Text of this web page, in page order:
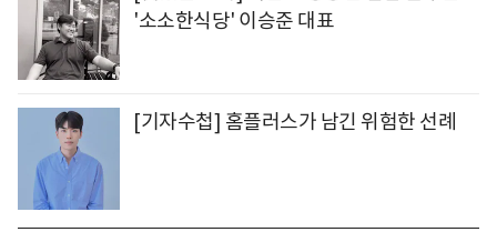
'소소한식당' 이승준 대표
[기자수첩] 홈플러스가 남긴 위험한 선례